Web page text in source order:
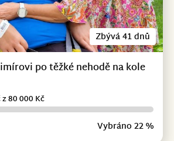
Zbývá 41 dnů
po těžké nehodě na kole
Vybráno 22 %
80 000 Kč